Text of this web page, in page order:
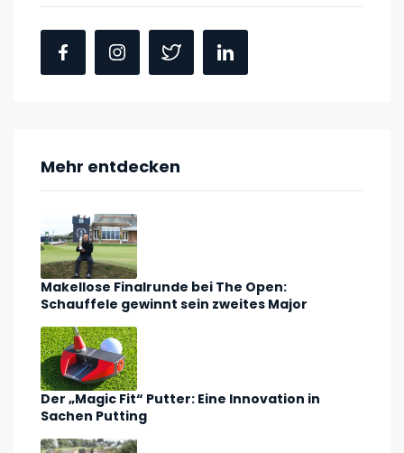
Mehr entdecken
Makellose Finalrunde bei The Open:
Schauffele gewinnt sein zweites Major
Der „Magic Fit“ Putter: Eine Innovation in
Sachen Putting